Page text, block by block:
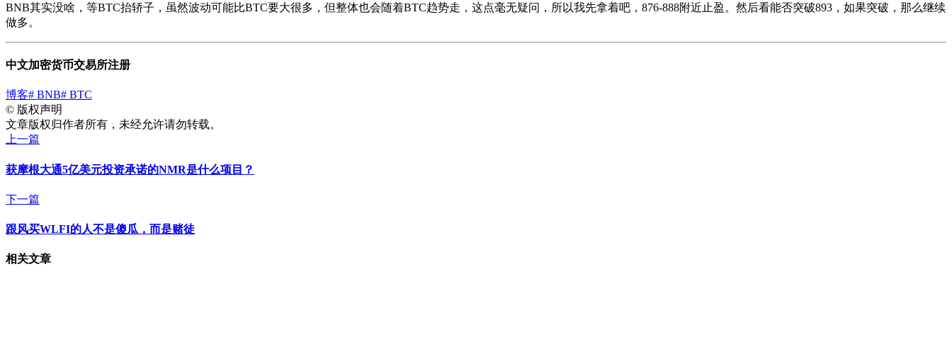
BNB其实没啥，等BTC抬轿子，虽然波动可能比BTC要大很多，但整体也会随着BTC趋势走，这点毫无疑问，所以我先拿着吧，876-888附近止盈。然后看能否突破893，如果突破，那么继续
做多。
中文加密货币交易所注册
博客# BNB# BTC
© 版权声明
文章版权归作者所有，未经允许请勿转载。
上一篇
获摩根大通5亿美元投资承诺的NMR是什么项目？
下一篇
跟风买WLFI的人不是傻瓜，而是赌徒
相关文章